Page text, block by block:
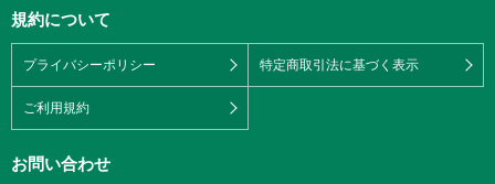
規約について
プライバシーポリシー 特定商取引法に基づく表示
ご利用規約
お問い合わせ